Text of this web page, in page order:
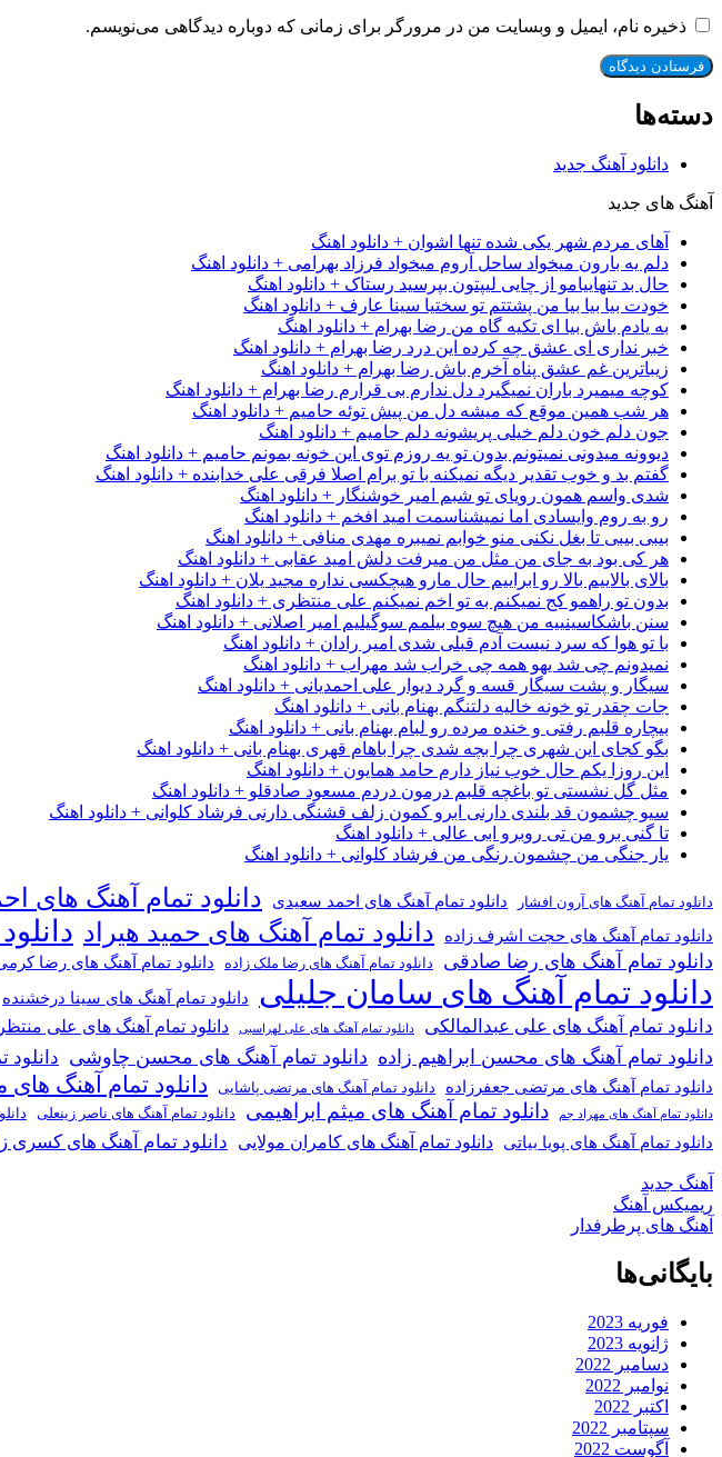
ذخیره نام، ایمیل و وبسایت من در مرورگر برای زمانی که دوباره دیدگاهی می‌نویسم.
دسته‌ها
دانلود آهنگ جدید
آهنگ های جدید
آهای مردم شهر یکی شده تنها اشوان + دانلود اهنگ
دلم یه بارون میخواد ساحل آروم میخواد فرزاد بهرامی + دانلود اهنگ
حال بد تنهاییامو از چایی لیپتون بپرسید رستاک + دانلود اهنگ
خودت بیا بیا بیا من پشتتم تو سختیا سینا عارف + دانلود اهنگ
به یادم باش بیا ای تکیه گاه من رضا بهرام + دانلود اهنگ
خبر نداری ای عشق چه کرده این درد رضا بهرام + دانلود اهنگ
زیباترین غم عشق پناه آخرم باش رضا بهرام + دانلود اهنگ
کوچه میمیرد باران نمیگیرد دل ندارم بی قرارم رضا بهرام + دانلود اهنگ
هر شب همین موقع که میشه دل من پیش توئه حامیم + دانلود اهنگ
جون دلم خون دلم خیلی پریشونه دلم حامیم + دانلود اهنگ
دیوونه میدونی نمیتونم بدون تو یه روزم توی این خونه بمونم حامیم + دانلود اهنگ
گفتم بد و خوب تقدیر دیگه نمیکنه با تو برام اصلا فرقی علی خدابنده + دانلود اهنگ
شدی واسم همون رویای تو شبم امیر خوشنگار + دانلود اهنگ
رو به روم وایسادی اما نمیشناسمت امید افخم + دانلود اهنگ
بیبی بیبی تا بغل نکنی منو خوابم نمیبره مهدی منافی + دانلود اهنگ
هر کی بود به جای من مثل من میرفت دلش امید عقابی + دانلود اهنگ
بالای بالاییم بالا رو ابراییم حال مارو هیچکسی نداره مجید یلان + دانلود اهنگ
بدون تو راهمو کج نمیکنم به تو اخم نمیکنم علی منتظری + دانلود اهنگ
سنن باشکاسینییه من هیچ سوه بیلمم سوگیلیم امیر اصلانی + دانلود اهنگ
با تو هوا که سرد نیست آدم قبلی شدی امیر رادان + دانلود اهنگ
نمیدونم چی شد یهو همه چی خراب شد مهراب + دانلود اهنگ
سیگار و پشت سیگار قسه و گرد دیوار علی احمدیانی + دانلود اهنگ
جات چقدر تو خونه خالیه دلتنگم بهنام بانی + دانلود اهنگ
بیچاره قلبم رفتی و خنده مرده رو لبام بهنام بانی + دانلود اهنگ
بگو کجای این شهری چرا بچه شدی چرا باهام قهری بهنام بانی + دانلود اهنگ
این روزا یکم حال خوب نیاز دارم حامد همایون + دانلود اهنگ
مثل گل نشستی تو باغچه قلبم درمون دردم مسعود صادقلو + دانلود اهنگ
سیو چشمون قد بلندی دارنی ابرو کمون زلف قشنگی دارنی فرشاد کلوانی + دانلود اهنگ
تا گنی برو من تی روبرو ابی عالی + دانلود اهنگ
یار جنگی من چشمون رنگی من فرشاد کلوانی + دانلود اهنگ
دانلود تمام آهنگ های آرون افشار دانلود تمام آهنگ های احمد سعیدی دانلود تمام آهنگ های
دانلود تمام آهنگ های حجت اشرف زاده دانلود تمام آهنگ های حمید هیراد
دانلود تمام آهنگ های رضا صادقی
دانلود تمام آهنگ های رضا ملک زاده دانلود تمام آهنگ های رضا کرمی
دانلود تمام آهنگ های سامان جلیلی دانلود تمام آهنگ های سینا درخشنده
دانلود تمام آهنگ های علی عبدالمالکی دانلود تمام آهنگ های علی لهراسبی دانلود تمام آهنگ های علی
دانلود تمام آهنگ های محسن ابراهیم زاده دانلود تمام آهنگ های محسن چاوشی
دانلود تمام آهنگ های مرتضی جعفرزاده دانلود تمام آهنگ های مرتضی پاشایی دانلود تمام آهنگ
دانلود تمام آهنگ های مهراد جم دانلود تمام آهنگ های میثم ابراهیمی دانلود تمام آهنگ های ناصر زینعلی
دانلود تمام آهنگ های پویا بیاتی دانلود تمام آهنگ های کامران مولایی دانلود تمام آهنگ های کسری
آهنگ جدید
ریمیکس آهنگ
آهنگ های پرطرفدار
بایگانی‌ها
فوریه 2023
ژانویه 2023
دسامبر 2022
نوامبر 2022
اکتبر 2022
سپتامبر 2022
آگوست 2022